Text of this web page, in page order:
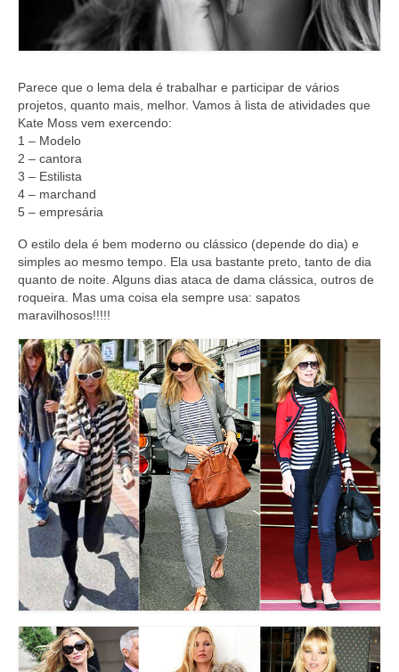
Parece que o lema dela é trabalhar e participar de vários
projetos, quanto mais, melhor. Vamos à lista de atividades que
Kate Moss vem exercendo:
1 – Modelo
2 – cantora
3 – Estilista
4 – marchand
5 – empresária
O estilo dela é bem moderno ou clássico (depende do dia) e
simples ao mesmo tempo. Ela usa bastante preto, tanto de dia
quanto de noite. Alguns dias ataca de dama clássica, outros de
roqueira. Mas uma coisa ela sempre usa: sapatos
maravilhosos!!!!!